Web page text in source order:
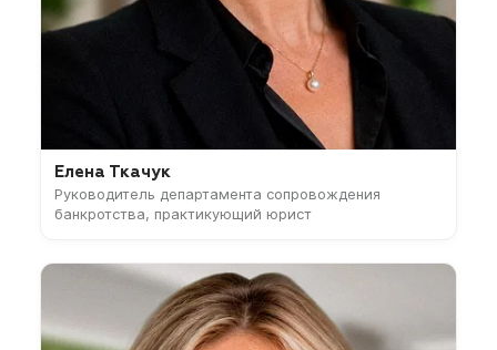
Елена Ткачук
Руководитель департамента сопровождения
банкротства, практикующий юрист